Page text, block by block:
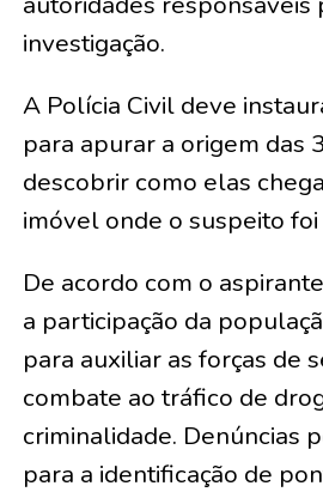
investigação.
A Polícia Civil deve
para apurar a origem das
descobrir como elas
imóvel onde o suspeito
De acordo com o
a participação da
para auxiliar as forças de
combate ao tráfico de
criminalidade. Denúncias
para a identificação de